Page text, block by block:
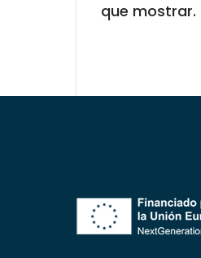
que mostrar.